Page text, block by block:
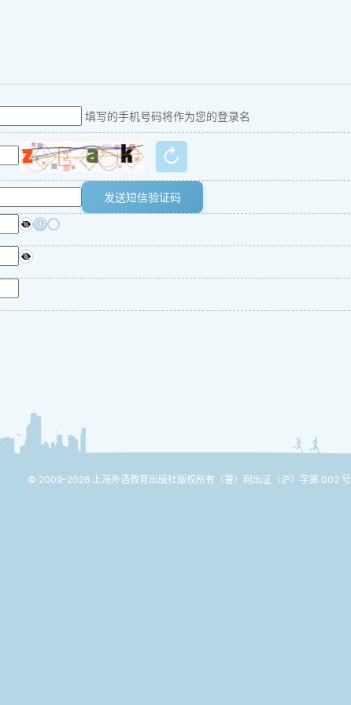
填写的手机号码将作为您的登录名
↻
发送短信验证码
ⓘ
© 2009-2026 上海外语教育出版社版权所有 （署）网出证（沪）字第 002 号